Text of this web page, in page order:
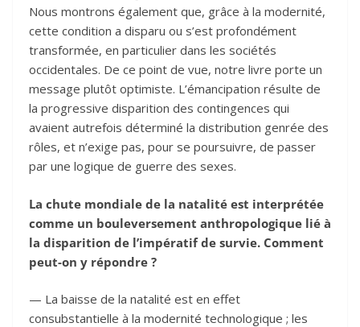
Nous montrons également que, grâce à la modernité,
cette condition a disparu ou s’est profondément
transformée, en particulier dans les sociétés
occidentales. De ce point de vue, notre livre porte un
message plutôt optimiste. L’émancipation résulte de
la progressive disparition des contingences qui
avaient autrefois déterminé la distribution genrée des
rôles, et n’exige pas, pour se poursuivre, de passer
par une logique de guerre des sexes.
La chute mondiale de la natalité est interprétée
comme un bouleversement anthropologique lié à
la disparition de l’impératif de survie. Comment
peut-on y répondre ?
— La baisse de la natalité est en effet
consubstantielle à la modernité technologique ; les